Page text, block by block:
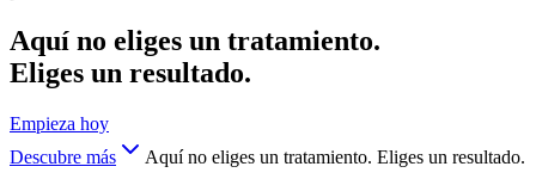
Aquí no eliges un tratamiento.
Eliges un resultado.
Empieza hoy
Descubre más
Aquí no eliges un tratamiento. Eliges un resultado.